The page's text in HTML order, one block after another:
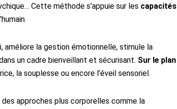
Cette méthode s’appuie sur les capacités
améliore la gestion émotionnelle, stimule la
un cadre bienveillant et sécurisant. Sur le plan
la souplesse ou encore l’éveil sensoriel.
approches plus corporelles comme la